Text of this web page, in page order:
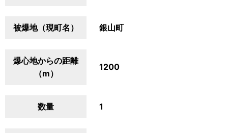
被爆地（現町名） 銀山町
爆心地からの距離
（m）
1200
数量 1